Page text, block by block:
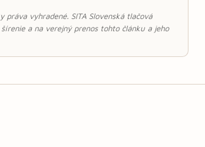
práva vyhradené. SITA Slovenská tlačová
a na verejný prenos tohto článku a jeho